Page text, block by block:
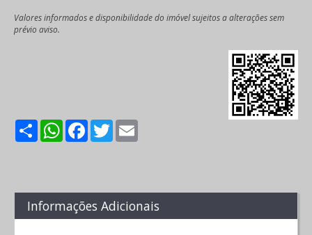
Valores informados e disponibilidade do imóvel sujeitos a alterações sem
prévio aviso.
ShareWhatsApp
Facebook
Twitter
Informações Adicionais